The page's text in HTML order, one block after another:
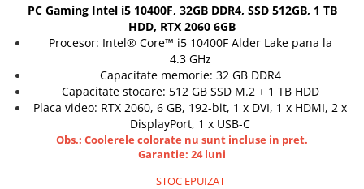
Calculatoare GAMING
Calculatoare REFURBISHED
Calculatoare RENEW
Calculatoare WORKSTATION
Componente PC NOI
Hard Disk-uri Desktop
Memorii PC
PC Gaming Intel i5 10400F, 32GB DDR4, SSD 512GB, 1 TB
HDD, RTX 2060 6GB
Procesor: Intel® Core™ i5 10400F Alder Lake pana la
4.3 GHz
Capacitate memorie: 32 GB DDR4
Capacitate stocare: 512 GB SSD M.2 + 1 TB HDD
Placa video: RTX 2060, 6 GB, 192-bit, 1 x DVI, 1 x HDMI, 2 x
DisplayPort, 1 x USB-C
Obs.: Coolerele colorate nu sunt incluse in pret.
Garantie: 24 luni
STOC EPUIZAT